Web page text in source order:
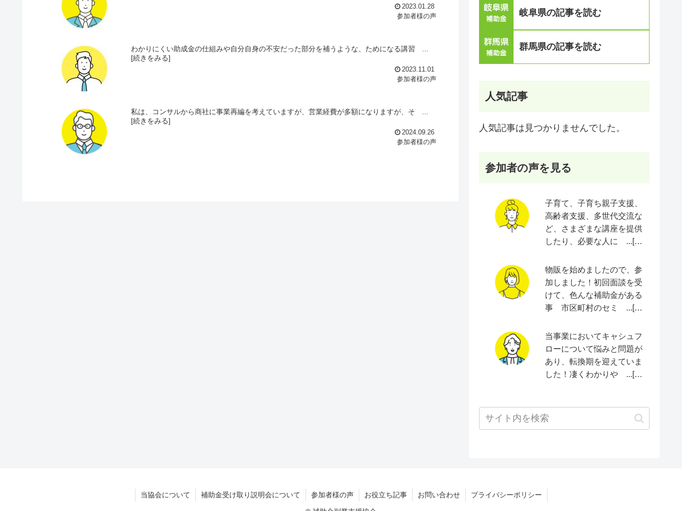
2023.01.28
参加者様の声
わかりにくい助成金の仕組みや自分自身の不安だった部分を補うような、ためになる講習 ...
[続きをみる]
2023.11.01
参加者様の声
私は、コンサルから商社に事業再編を考えていますが、営業経費が多額になりますが、そ ...
[続きをみる]
2024.09.26
参加者様の声
岐阜県の記事を読む
群馬県の記事を読む
人気記事
人気記事は見つかりませんでした。
参加者の声を見る
子育て、子育ち親子支援、
高齢者支援、多世代交流な
ど、さまざまな講座を提供
したり、必要な人に ...[続
物販を始めましたので、参
加しました！初回面談を受
けて、色んな補助金がある
事 市区町村のセミ ...[続
当事業においてキャシュフ
ローについて悩みと問題が
あり、転換期を迎えていま
した！凄くわかりや ...[続
当協会について 補助金受け取り説明会について 参加者様の声 お役立ち記事 お問い合わせ プライバシーポリシー